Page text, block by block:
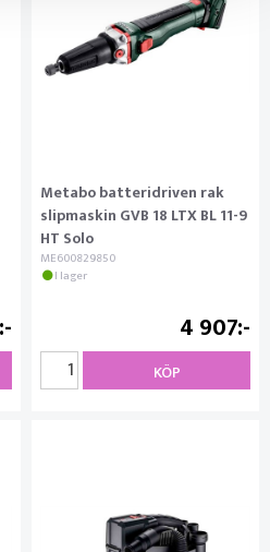
Metabo batteridriven rak
slipmaskin GVB 18 LTX BL 11-9
HT Solo
ME600829850
I lager
4 907
KÖP